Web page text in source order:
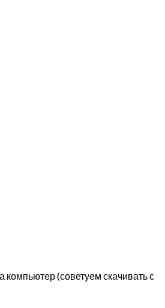
(советуем скачивать с